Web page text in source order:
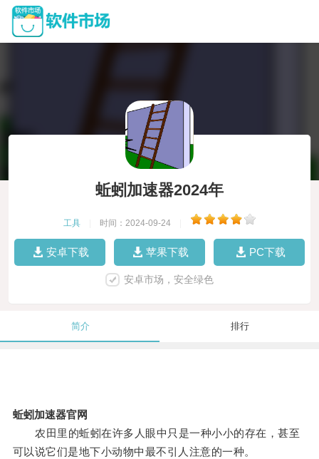
蚯蚓加速器2024年
工具 时间：2024-09-24
安卓下载 苹果下载 PC下载
安卓市场，安全绿色
简介 排行
蚯蚓加速器官网
农田里的蚯蚓在许多人眼中只是一种小小的存在，甚至
可以说它们是地下小动物中最不引人注意的一种。